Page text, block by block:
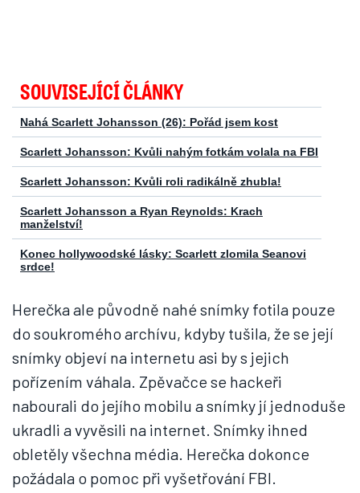
SOUVISEJÍCÍ ČLÁNKY
Nahá Scarlett Johansson (26): Pořád jsem kost
Scarlett Johansson: Kvůli nahým fotkám volala na FBI
Scarlett Johansson: Kvůli roli radikálně zhubla!
Scarlett Johansson a Ryan Reynolds: Krach
manželství!
Konec hollywoodské lásky: Scarlett zlomila Seanovi
srdce!
Herečka ale původně nahé snímky fotila pouze
do soukromého archívu, kdyby tušila, že se její
snímky objeví na internetu asi by s jejich
pořízením váhala. Zpěvačce se hackeři
nabourali do jejího mobilu a snímky jí jednoduše
ukradli a vyvěsili na internet. Snímky ihned
obletěly všechna média. Herečka dokonce
požádala o pomoc při vyšetřování FBI.